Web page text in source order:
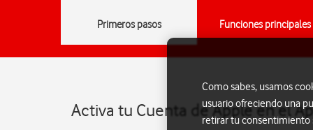
Primeros pasos Funciones principales
Activa tu Cuenta de Apple en el
Como sabes, usamos
usuario ofreciendo una
retirar tu consentimiento